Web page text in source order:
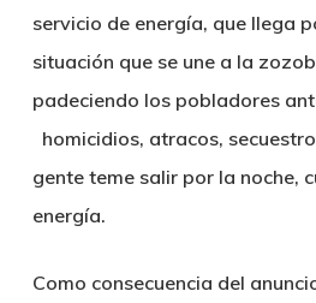
servicio de energía, que llega
situación que se une a la
padeciendo los pobladores
homicidios, atracos,
gente teme salir por la noche,
energía.
Como consecuencia del